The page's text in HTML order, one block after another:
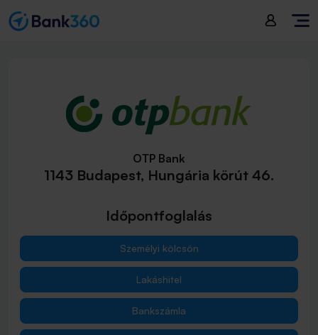
OTP Bank
1143 Budapest, Hungária körút 46.
Időpontfoglalás
Személyi kölcsön
Lakáshitel
Bankszámla